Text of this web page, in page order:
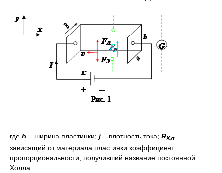
где b – ширина пластинки; j – плотность тока; RХл –
зависящий от материала пластинки коэффициент
пропорциональности, получивший название постоянной
Холла.